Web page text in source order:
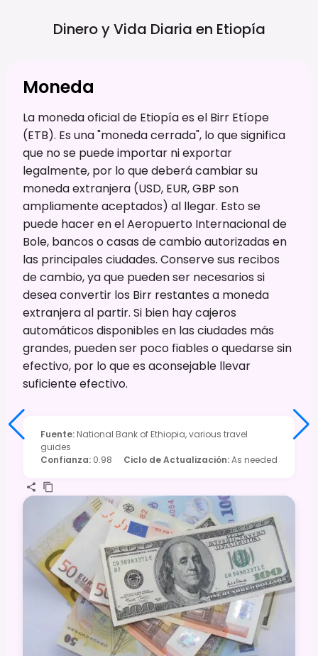
Dinero y Vida Diaria en Etiopía
Moneda
La moneda oficial de Etiopía es el Birr Etíope
(ETB). Es una "moneda cerrada", lo que significa
que no se puede importar ni exportar
legalmente, por lo que deberá cambiar su
moneda extranjera (USD, EUR, GBP son
ampliamente aceptados) al llegar. Esto se
puede hacer en el Aeropuerto Internacional de
Bole, bancos o casas de cambio autorizadas en
las principales ciudades. Conserve sus recibos
de cambio, ya que pueden ser necesarios si
desea convertir los Birr restantes a moneda
extranjera al partir. Si bien hay cajeros
automáticos disponibles en las ciudades más
grandes, pueden ser poco fiables o quedarse sin
efectivo, por lo que es aconsejable llevar
suficiente efectivo.
Fuente: National Bank of Ethiopia, various travel
guides
Confianza: 0.98 Ciclo de Actualización:As needed